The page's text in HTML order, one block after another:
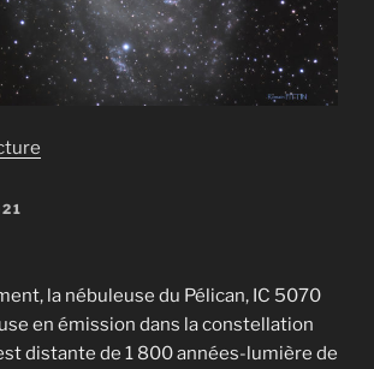
la nébuleuse du Pélican, IC 5070
en émission dans la constellation
distante de 1 800 années-lumière de